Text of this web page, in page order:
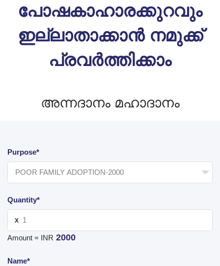
പോഷകാഹാരക്കുറവും
ഇല്ലാതാക്കാൻ നമുക്ക്
പ്രവർത്തിക്കാം
അന്നദാനം മഹാദാനം
Purpose*
Quantity*
X
Amount = INR 2000
Name*